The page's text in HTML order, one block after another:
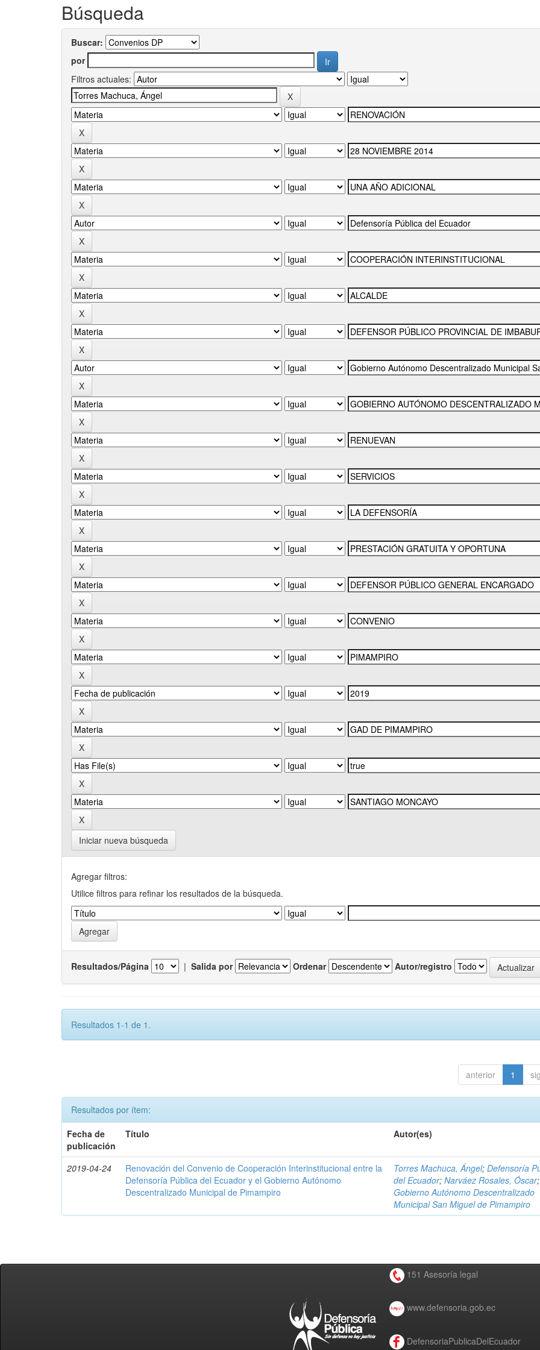
Búsqueda
Buscar:
por
Filtros actuales:
Iniciar nueva búsqueda
Agregar filtros:
Utilice filtros para refinar los resultados de la búsqueda.
Resultados/Página | Salida por Ordenar Autor/registro
Resultados 1-1 de 1.
anterior 1
Resultados por ítem:
Fecha de
publicación
Título Autor(es)
2019-04-24
Renovación del Convenio de Cooperación Interinstitucional entre la
Defensoría Pública del Ecuador y el Gobierno Autónomo
Descentralizado Municipal de Pimampiro
Torres Machuca, Ángel;Defensoría
del Ecuador;Narváez Rosales, Óscar;
Gobierno Autónomo Descentralizado
Municipal San Miguel de Pimampiro
151 Asesoría legal
www.defensoria.gob.ec
DefensoriaPublicaDelEcuador